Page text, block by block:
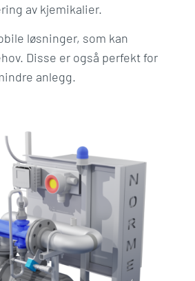
av kjemikalier.​
løsninger, som kan
Disse er også perfekt for
anlegg.